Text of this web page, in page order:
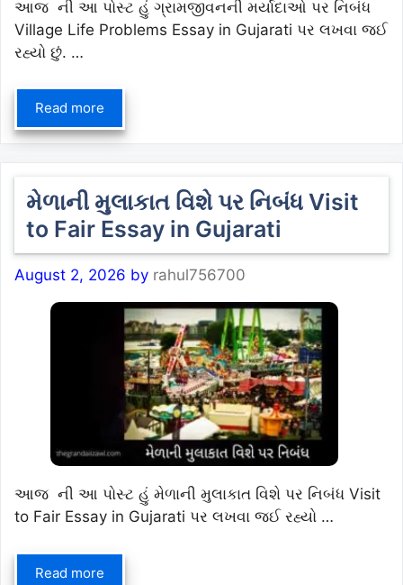
આજ ની આ પોસ્ટ હું ગ્રામજીવનની મર્યાદાઓ પર નિબંધ
Village Life Problems Essay in Gujarati પર લખવા જઈ
રહ્યો છું. …
Read more
મેળાની મુલાકાત વિશે પર નિબંધ Visit
to Fair Essay in Gujarati
August 2, 2026 by rahul756700
આજ ની આ પોસ્ટ હું મેળાની મુલાકાત વિશે પર નિબંધ Visit
to Fair Essay in Gujarati પર લખવા જઈ રહ્યો …
Read more